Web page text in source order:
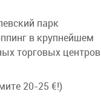
Дам и
кольца
года
парк
в крупнейшем
торговых центров
20-25 €!)